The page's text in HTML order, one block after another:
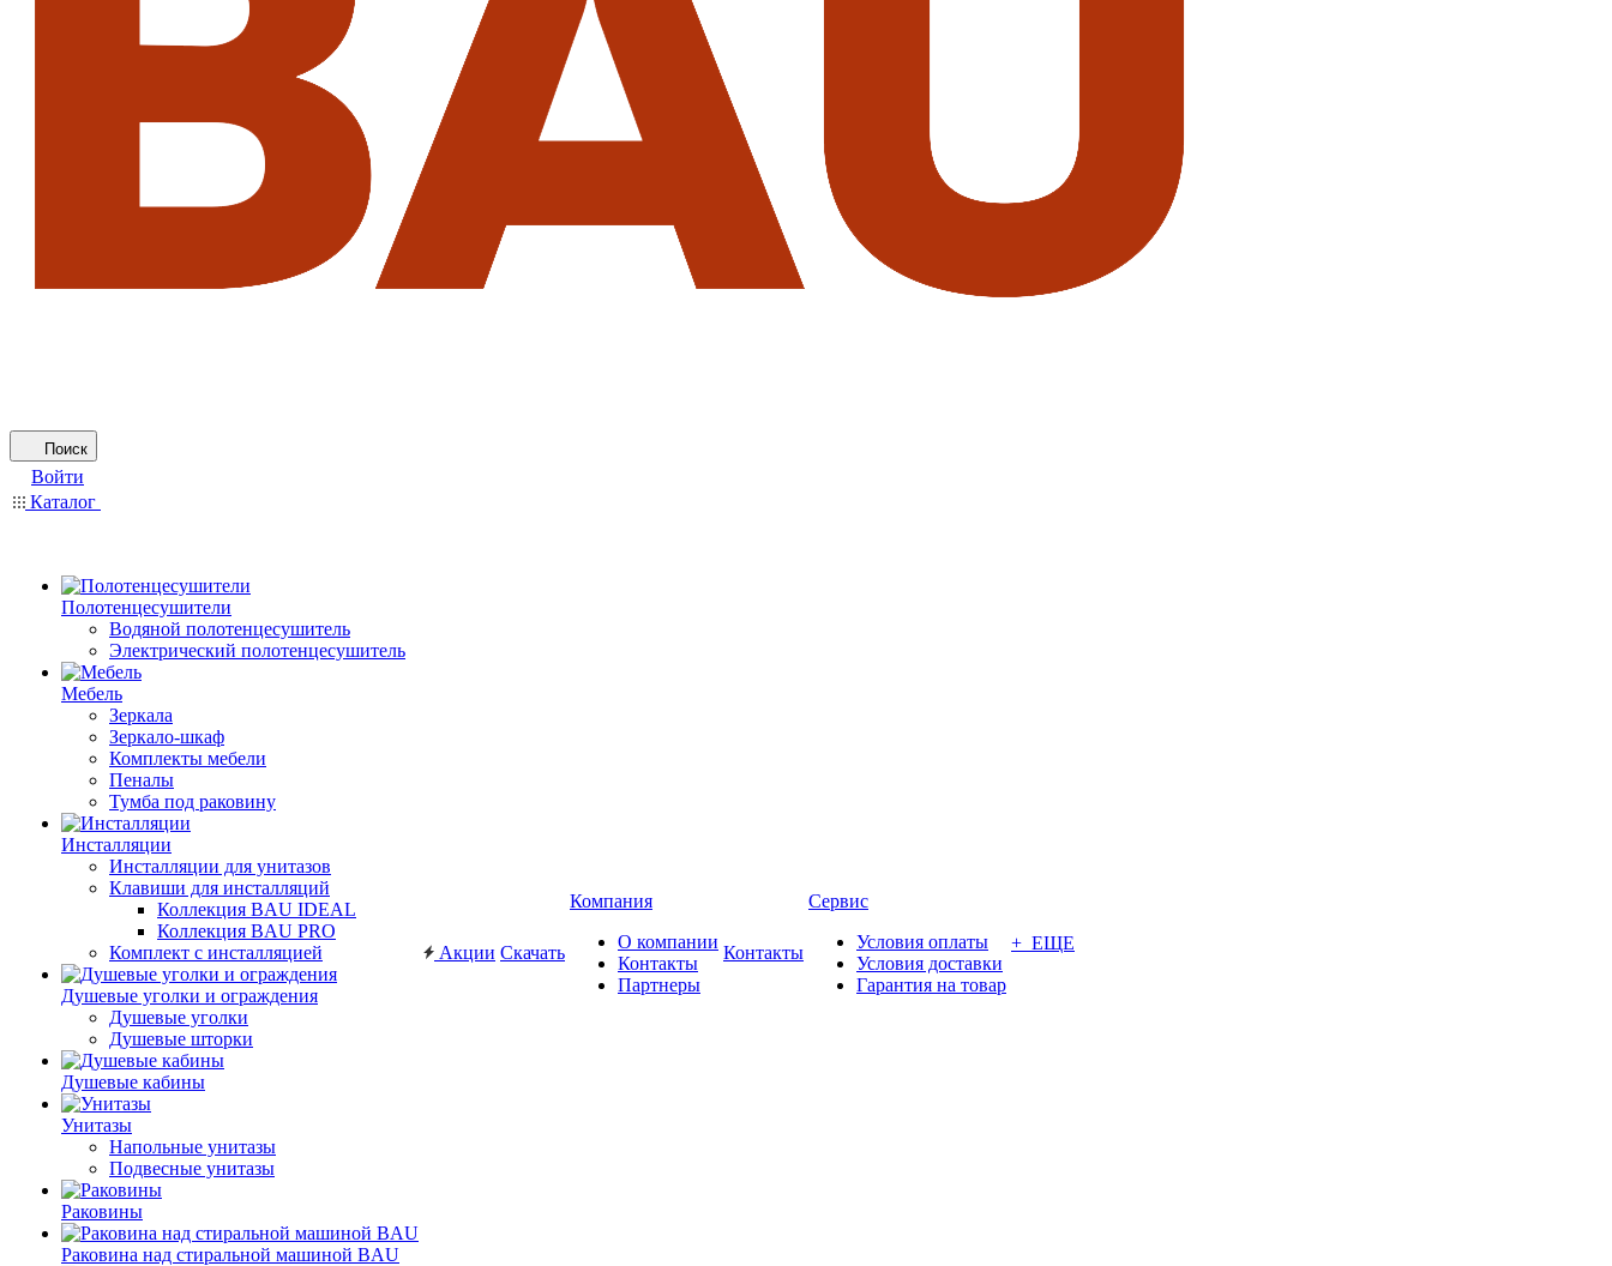
Поиск
Войти
Каталог
Полотенцесушители
Водяной полотенцесушитель
Электрический полотенцесушитель
Мебель
Зеркала
Зеркало-шкаф
Комплекты мебели
Пеналы
Тумба под раковину
Инсталляции
Инсталляции для унитазов
Клавиши для инсталляций
Коллекция BAU IDEAL
Коллекция BAU PRO
Комплект с инсталляцией
Душевые уголки и ограждения
Душевые уголки
Душевые шторки
Душевые кабины
Унитазы
Напольные унитазы
Подвесные унитазы
Раковины
Раковина над стиральной машиной BAU
Акции Скачать
Компания
О компании
Контакты
Партнеры
Контакты
Сервис
Условия оплаты
Условия доставки
Гарантия на товар
+ ЕЩЕ